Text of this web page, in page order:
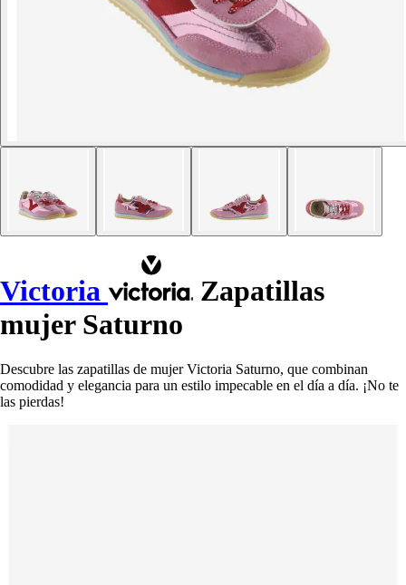
Victoria
Zapatillas
mujer Saturno
Descubre las zapatillas de mujer Victoria Saturno, que combinan
comodidad y elegancia para un estilo impecable en el día a día. ¡No te
las pierdas!